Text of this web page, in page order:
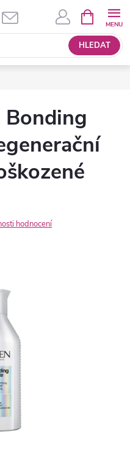
HLEDAT
NÁKUPNÍ
KOŠÍK
Bonding
hodnocení